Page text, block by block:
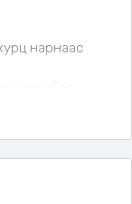
нарнаас